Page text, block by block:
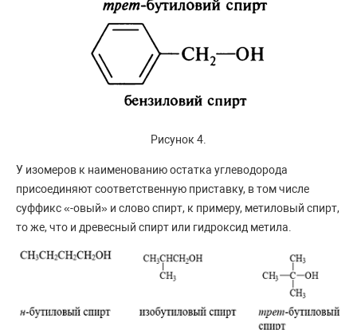
Рисунок 4.
У изомеров к наименованию остатка углеводорода
присоединяют соответственную приставку, в том числе
суффикс «-овый» и слово спирт, к примеру, метиловый спирт,
то же, что и древесный спирт или гидроксид метила.